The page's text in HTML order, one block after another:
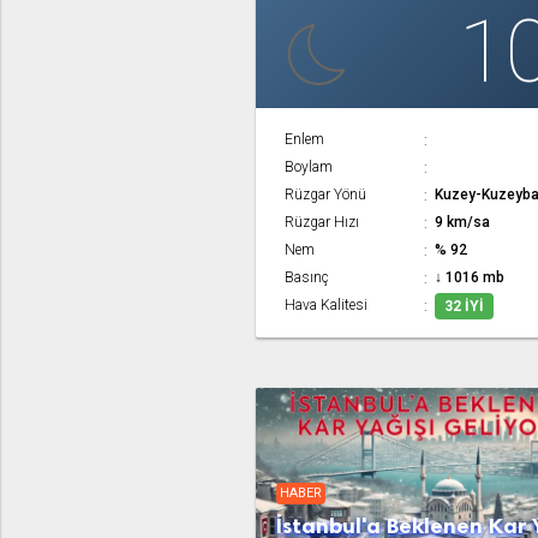
Enlem
Boylam
Rüzgar Yönü
Kuzey-
Rüzgar Hızı
9 km/sa
Nem
% 92
Basınç
↓ 1016 mb
Hava Kalitesi
32 İYI
HABER
İstanbul'a Beklenen Kar